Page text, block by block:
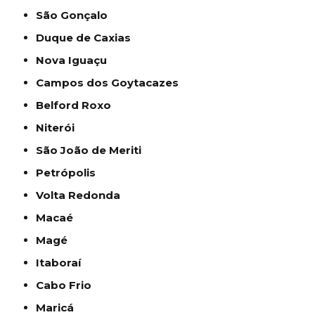
São Gonçalo
Duque de Caxias
Nova Iguaçu
Campos dos Goytacazes
Belford Roxo
Niterói
São João de Meriti
Petrópolis
Volta Redonda
Macaé
Magé
Itaboraí
Cabo Frio
Maricá